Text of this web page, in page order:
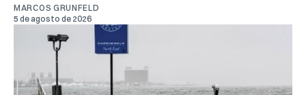
MARCOS GRUNFELD
5 de agosto de 2026